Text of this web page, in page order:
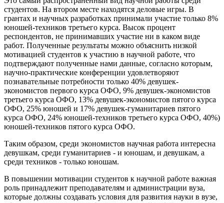
студентов. На втором месте находятся деловые игры. В
грантах и научных разработках принимали участие только 8%
юношей-техников третьего курса. Высок процент
респондентов, не принимавших участие ни в каком виде
работ. Полученные результаты можно объяснить низкой
мотивацией студентов к участию в научной работе, что
подтверждают полученные нами данные, согласно которым,
научно-практические конференции удовлетворяют
познавательные потребности только 40% девушек-
экономистов первого курса ОФО, 9% девушек-экономистов
третьего курса ОФО, 13% девушек-экономистов пятого курса
ОФО, 25% юношей и 17% девушек-гуманитариев пятого
курса ОФО, 24% юношей-техников третьего курса ОФО, 40%)
юношей-техников пятого курса ОФО.
Таким образом, среди экономистов научная работа интересна
девушкам, среди гуманитариев - и юношам, и девушкам, а
среди техников - только юношам.
В повышении мотивации студентов к научной работе важная
роль принадлежит преподавателям и администрации вуза,
которые должны создавать условия для развития науки в вузе,